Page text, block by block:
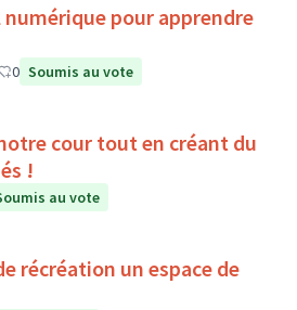
pour apprendre
0 Soumis au vote
cour tout en créant du
!
au vote
récréation un espace de